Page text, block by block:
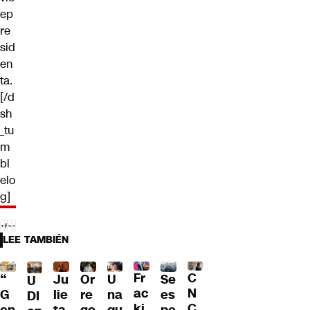
ep
re
sid
en
ta.
[/d
sh
_tu
m
bl
elo
g]
LEE TAMBIÉN
“
G
U
DI
Ju
lie
Or
re
U
na
Fr
ac
Se
es
C
N